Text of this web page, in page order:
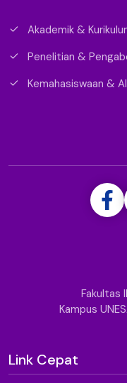
Akademik &
Penelitian &
Kemahasiswaan &
Fakultas
Kampus
Link Cepat